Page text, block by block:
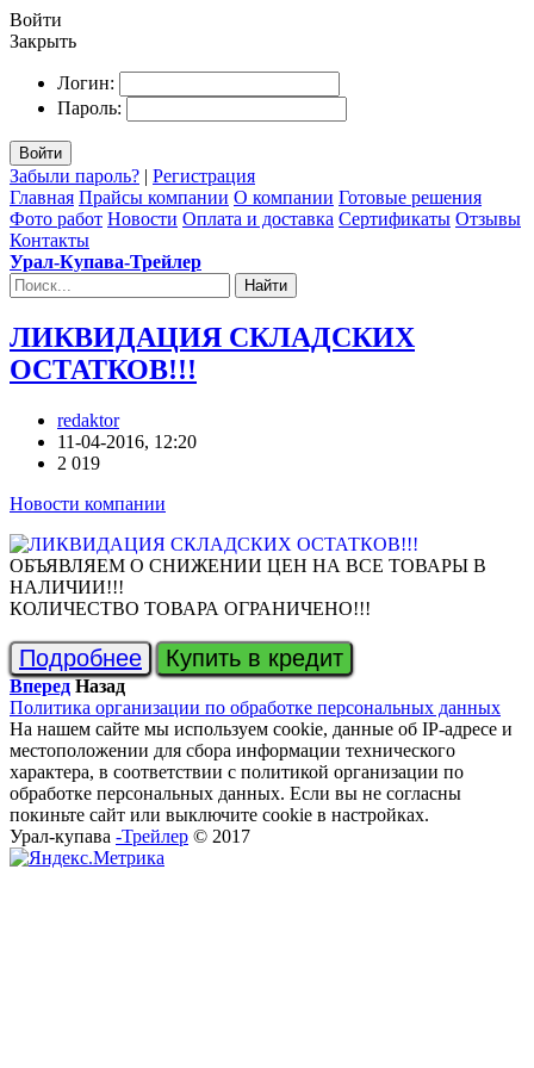
Войти
Закрыть
Логин:
Пароль:
Войти
Забыли пароль? | Регистрация
Главная Прайсы компании О компании Готовые решения
Фото работ Новости Оплата и доставка Сертификаты Отзывы
Контакты
Урал-Купава-Трейлер
Найти
ЛИКВИДАЦИЯ СКЛАДСКИХ
ОСТАТКОВ!!!
redaktor
11-04-2016, 12:20
2 019
Новости компании
ОБЪЯВЛЯЕМ О СНИЖЕНИИ ЦЕН НА ВСЕ ТОВАРЫ В
НАЛИЧИИ!!!
КОЛИЧЕСТВО ТОВАРА ОГРАНИЧЕНО!!!
Подробнее Купить в кредит
Вперед Назад
Политика организации по обработке персональных данных
На нашем сайте мы используем cookie, данные об IP-адресе и
местоположении для сбора информации технического
характера, в соответствии с политикой организации по
обработке персональных данных. Если вы не согласны
покиньте сайт или выключите cookie в настройках.
Урал-купава -Трейлер © 2017